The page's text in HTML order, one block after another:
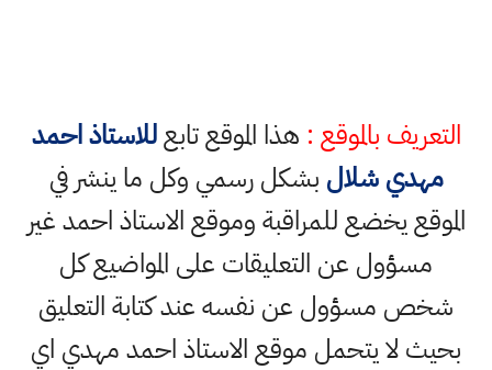
التعريف بالموقع : هذا الموقع تابعللاستاذ احمد
مهدي شلال بشكل رسمي وكل ما ينشر في
الموقع يخضع للمراقبة وموقع الاستاذ احمد غير
مسؤول عن التعليقات على المواضيع كل
شخص مسؤول عن نفسه عند كتابة التعليق
بحيث لا يتحمل موقع الاستاذ احمد مهدي اي